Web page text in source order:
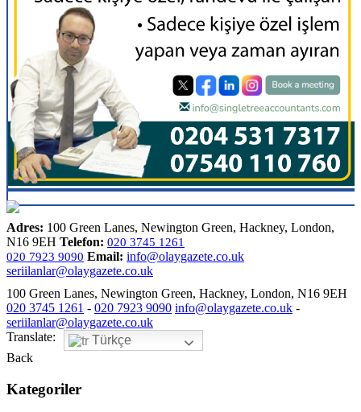
Adres: 100 Green Lanes, Newington Green, Hackney, London,
N16 9EH Telefon: 020 3745 1261
020 7923 9090 Email: info@olaygazete.co.uk
seriilanlar@olaygazete.co.uk
100 Green Lanes, Newington Green, Hackney, London, N16 9EH
020 3745 1261 - 020 7923 9090 info@olaygazete.co.uk -
seriilanlar@olaygazete.co.uk
Translate:
Türkçe
Back
Kategoriler